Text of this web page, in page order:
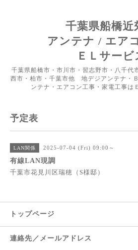
千葉県船橋
アンテナ / エア
ＥＬサービ
千葉県船橋市・市川市・習志野市・八千代
西市・柏市・千葉市他 地デジアンテナ・
ンテナ・エアコン工事・家電工事は
予定表
LAN関係 2025-07-04 (Fri) 09:00～
有線LAN現調
千葉市花見川区瑞穂（S様邸）
トップページ
連絡先／メールアドレス